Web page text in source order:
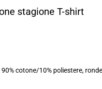
stagione T-shirt
cotone/10% poliestere,